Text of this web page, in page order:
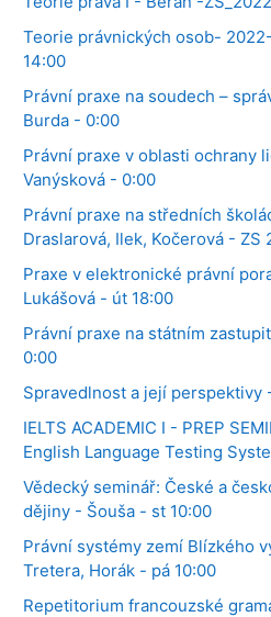
Teorie právnických osob-
14:00
Právní praxe na soudech –
Burda - 0:00
Právní praxe v oblasti ochrany
Vanýsková - 0:00
Právní praxe na středních
Draslarová, Ilek, Kočerová - ZS
Praxe v elektronické právní
Lukášová - út 18:00
Právní praxe na státním
0:00
Spravedlnost a její perspektivy
IELTS ACADEMIC I - PREP
English Language Testing
Vědecký seminář: České a
dějiny - Šouša - st 10:00
Právní systémy zemí Blízkého
Tretera, Horák - pá 10:00
Repetitorium francouzské